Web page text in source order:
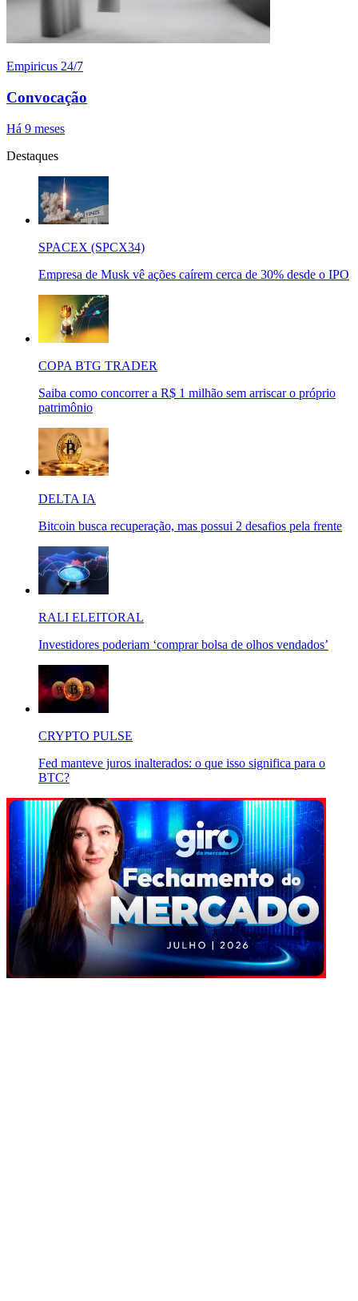
Empiricus 24/7
Convocação
Há 9 meses
Destaques
SPACEX (SPCX34)
Empresa de Musk vê ações caírem cerca de 30% desde o IPO
COPA BTG TRADER
Saiba como concorrer a R$ 1 milhão sem arriscar o próprio
patrimônio
DELTA IA
Bitcoin busca recuperação, mas possui 2 desafios pela frente
RALI ELEITORAL
Investidores poderiam ‘comprar bolsa de olhos vendados’
CRYPTO PULSE
Fed manteve juros inalterados: o que isso significa para o
BTC?